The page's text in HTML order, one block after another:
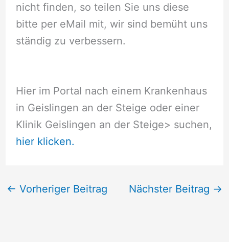
nicht finden, so teilen Sie uns diese
bitte per eMail mit, wir sind bemüht uns
ständig zu verbessern.
Hier im Portal nach einem Krankenhaus
in Geislingen an der Steige oder einer
Klinik Geislingen an der Steige> suchen,
hier klicken.
← Vorheriger Beitrag Nächster Beitrag →